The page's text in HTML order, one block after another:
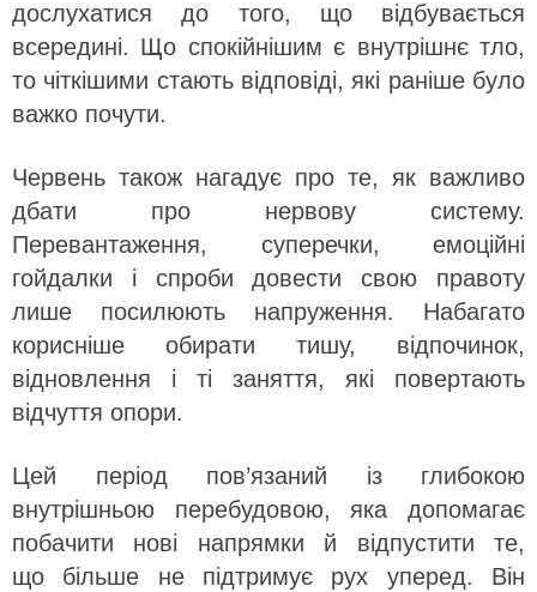
дослухатися до того, що відбувається
всередині. Що спокійнішим є внутрішнє тло,
то чіткішими стають відповіді, які раніше було
важко почути.
Червень також нагадує про те, як важливо
дбати про нервову систему.
Перевантаження, суперечки, емоційні
гойдалки і спроби довести свою правоту
лише посилюють напруження. Набагато
корисніше обирати тишу, відпочинок,
відновлення і ті заняття, які повертають
відчуття опори.
Цей період пов’язаний із глибокою
внутрішньою перебудовою, яка допомагає
побачити нові напрямки й відпустити те,
що більше не підтримує рух уперед. Він